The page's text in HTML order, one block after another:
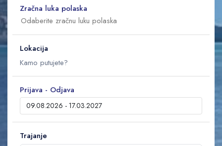
Zračna luka polaska
Lokacija
Prijava - Odjava
Trajanje